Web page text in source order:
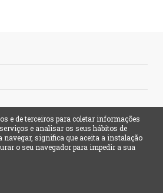
e de terceiros para coletar informações
e analisar os seus hábitos de
navegar, significa que aceita a instalação
o seu navegador para impedir a sua